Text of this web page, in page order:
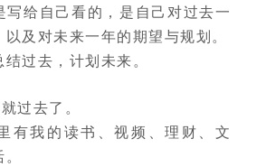
写给自己看的，是自己对过去一
及对未来一年的期望与规划。
过去，计划未来。
过去了。
有我的读书、视频、理财、文